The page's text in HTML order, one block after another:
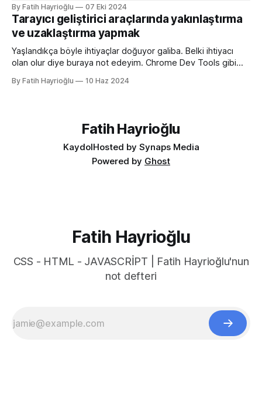
fonksiyonu gibi yazım kolaylığı sağlayan özellikler. lightdark()
fonksiyonu mevcut uyumlu web yazımındaki büyük sorun
olan aşağıdaki kullanımı daha anlaşılır ve düzenli hale
getirmeye yarıyor. :root { color-scheme:
By Fatih Hayrioğlu 07 Eki 2024
Tarayıcı geliştirici araçlarında yakınlaştırma
ve uzaklaştırma yapmak
Yaşlandıkça böyle ihtiyaçlar doğuyor galiba. Belki ihtiyacı
olan olur diye buraya not edeyim. Chrome Dev Tools gibi
küçük mesela :) Yazı boyutlarını büyütmek için Cmd + + and
By Fatih Hayrioğlu 10 Haz 2024
Fatih Hayrioğlu
KaydolHosted by Synaps Media
Powered by Ghost
Fatih Hayrioğlu
CSS - HTML - JAVASCRİPT | Fatih Hayrioğlu'nun
not defteri